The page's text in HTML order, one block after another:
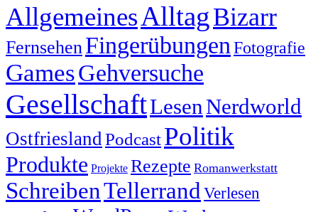
AllgemeinesAlltagBizarr
FernsehenFingerübungen Fotografie
GamesGehversuche
GesellschaftLesenNerdworld
OstfrieslandPodcastPolitik
Produkte Projekte Rezepte Romanwerkstatt
SchreibenTellerrand Verlesen